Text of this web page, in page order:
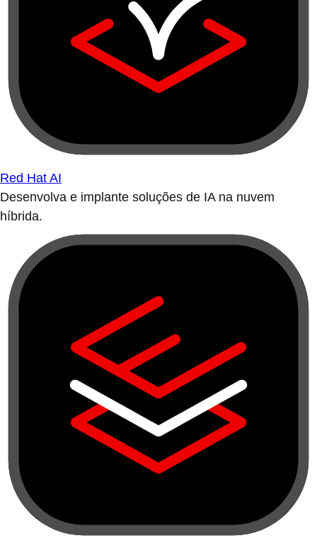
Red Hat AI
Desenvolva e implante soluções de IA na nuvem
híbrida.